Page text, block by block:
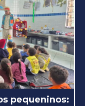
pequeninos: